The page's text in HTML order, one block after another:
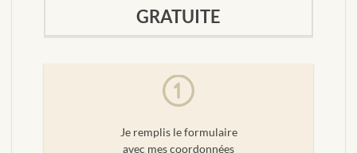
GRATUITE
Je remplis le formulaire
avec mes coordonnées